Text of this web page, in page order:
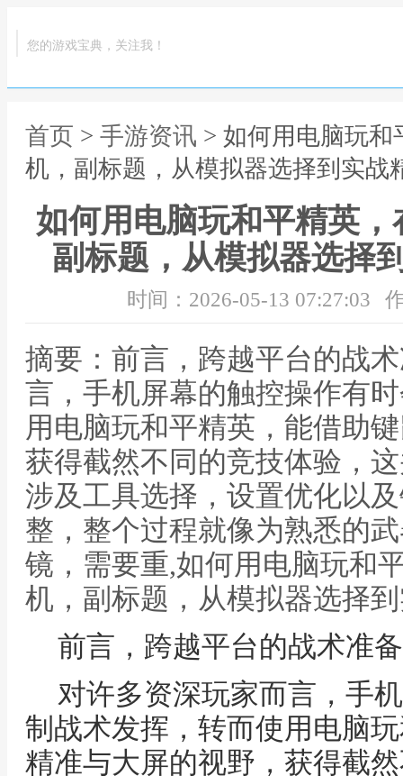
您的游戏宝典，关注我！
首页 > 手游资讯 > 如何用电脑玩
机，副标题，从模拟器选择到实战
如何用电脑玩和平精英
副标题，从模拟器选择
时间：2026-05-13 07:27:03
摘要：前言，跨越平台的战
言，手机屏幕的触控操作有
用电脑玩和平精英，能借助
获得截然不同的竞技体验，
涉及工具选择，设置优化以
整，整个过程就像为熟悉的
镜，需要重,如何用电脑玩和
机，副标题，从模拟器选择
前言，跨越平台的战术准备
对许多资深玩家而言，手
制战术发挥，转而使用电脑
精准与大屏的视野，获得截